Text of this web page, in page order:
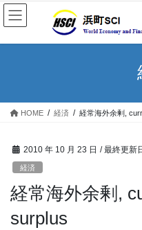
HOME 経済 経常海外余剰,
2010 年 10 月 23 日 / 最終更新
経済
経常海外余剰,
surplus